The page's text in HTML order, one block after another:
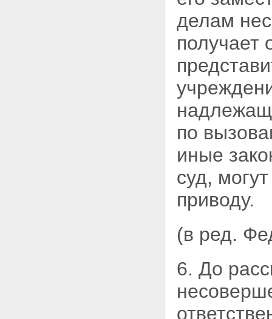
делам
получает
по
иные
суд,
приводу.
(в ред.
6. До